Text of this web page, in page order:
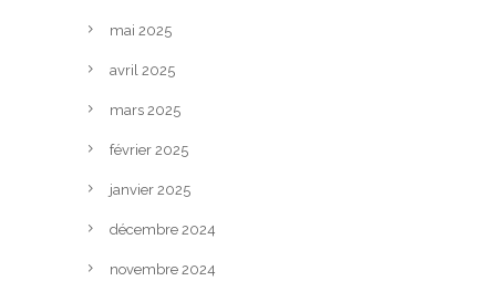
mai 2025
avril 2025
mars 2025
février 2025
janvier 2025
décembre 2024
novembre 2024